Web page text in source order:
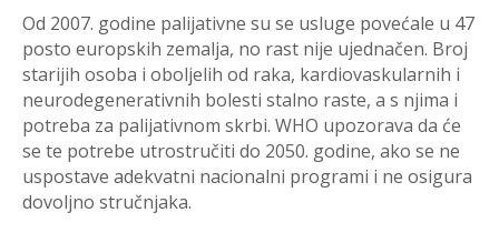
Od 2007. godine palijativne su se usluge povećale u 47
posto europskih zemalja, no rast nije ujednačen. Broj
starijih osoba i oboljelih od raka, kardiovaskularnih i
neurodegenerativnih bolesti stalno raste, a s njima i
potreba za palijativnom skrbi. WHO upozorava da će
se te potrebe utrostručiti do 2050. godine, ako se ne
uspostave adekvatni nacionalni programi i ne osigura
dovoljno stručnjaka.